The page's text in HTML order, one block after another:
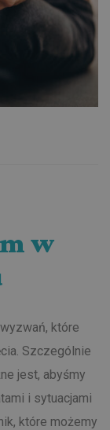
w
które
Szczególnie
jest, abyśmy
i sytuacjami
które możemy